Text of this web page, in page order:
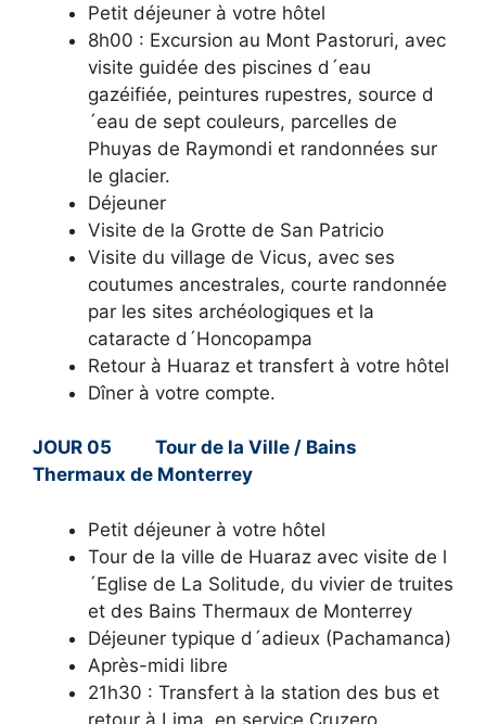
Petit déjeuner à votre hôtel
8h00 : Excursion au Mont Pastoruri, avec
visite guidée des piscines d´eau
gazéifiée, peintures rupestres, source d
´eau de sept couleurs, parcelles de
Phuyas de Raymondi et randonnées sur
le glacier.
Déjeuner
Visite de la Grotte de San Patricio
Visite du village de Vicus, avec ses
coutumes ancestrales, courte randonnée
par les sites archéologiques et la
cataracte d´Honcopampa
Retour à Huaraz et transfert à votre hôtel
Dîner à votre compte.
JOUR 05 Tour de la Ville / Bains
Thermaux de Monterrey
Petit déjeuner à votre hôtel
Tour de la ville de Huaraz avec visite de l
´Eglise de La Solitude, du vivier de truites
et des Bains Thermaux de Monterrey
Déjeuner typique d´adieux (Pachamanca)
Après-midi libre
21h30 : Transfert à la station des bus et
retour à Lima, en service Cruzero.